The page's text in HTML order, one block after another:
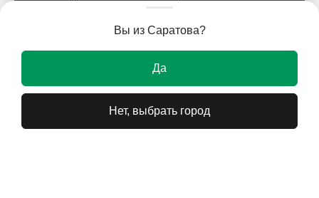
Вы из Саратова?
Да
Нет, выбрать город
данных на условиях, изложенных в
соответствующих